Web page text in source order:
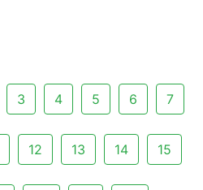
3 4 5 6 7
12 13 14 15